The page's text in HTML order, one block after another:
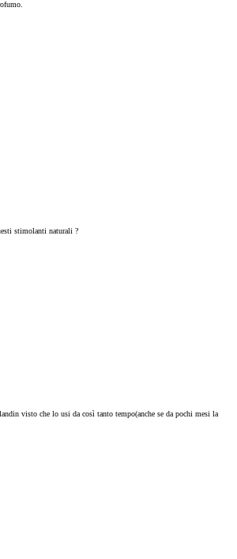
stimolanti naturali ?
visto che lo usi da così tanto tempo(anche se da pochi mesi la